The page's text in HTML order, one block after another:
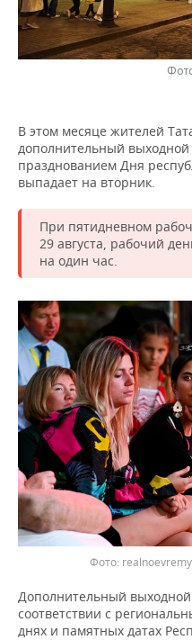
НЕФТЕХИМИЯ
НЕФТЬ
ЭНЕРГЕТИКА
РОЗНИЧНАЯ ТОРГОВЛЯ
НОВОСТИ ТЕХНОЛОГИЙ
ТЕЛЕКОММУНИКАЦИИ
МЕРОПРИЯТИЯ
НОВОСТИ
БИЗНЕС-БРАНЧИ
ОТКРЫТАЯ ЛЕКЦИЯ
ФУТБОЛ
БАСКЕТБОЛ
ВОЛЕЙБОЛ
КИБЕРСПОРТ
ФИГУРНОЕ КАТАНИЕ
ВОДНЫЕ ВИДЫ СПОРТА
ХОККЕЙ С МЯЧОМ
НОВОСТИ ОБЩЕСТВА
ИНФРАСТРУКТУРА
ИСТОРИЯ
КУЛЬТУРА
МЕДИЦИНА
ОБРАЗОВАНИЕ
ПРОИСШЕСТВИЯ
ФОТОГАЛЕРЕЯ
СПРАВОЧНИК
СПИСОК ПЕРСОН
СПИСОК КОМПАНИЙ
ПОЛНАЯ ВЕРСИЯ
В этом месяце жителей
дополнительный выходной
празднованием Дня
выпадает на вторник.
При пятидневном
29 августа, рабочий
на один час.
Дополнительный выходной
соответствии с
днях и памятных датах